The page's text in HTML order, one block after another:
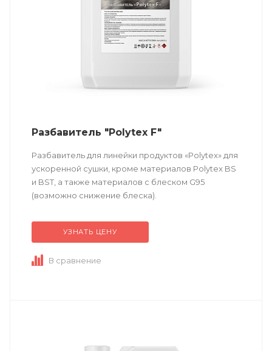
Разбавитель "Polytex F"
Разбавитель для линейки продуктов «Polytex» для
ускоренной сушки, кроме материалов Polytex BS
и BST, а также материалов с блеском G95
(возможно снижение блеска).
УЗНАТЬ ЦЕНУ
В сравнение